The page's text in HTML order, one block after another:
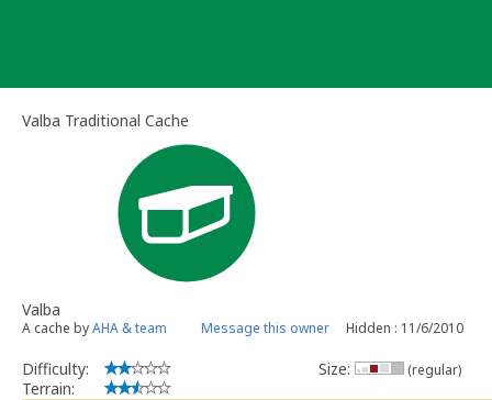
Valba Traditional Cache
Valba
A cache byAHA & team Message this owner Hidden : 11/6/2010
Difficulty:
Terrain:
Size: (regular)